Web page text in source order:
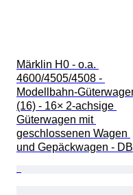
Märklin H0 - o.a.
4600/4505/4508 -
Modellbahn-
(16) - 16× 2‑achsige
Güterwagen mit
geschlossenen Wagen
und Gepäckwagen - DB